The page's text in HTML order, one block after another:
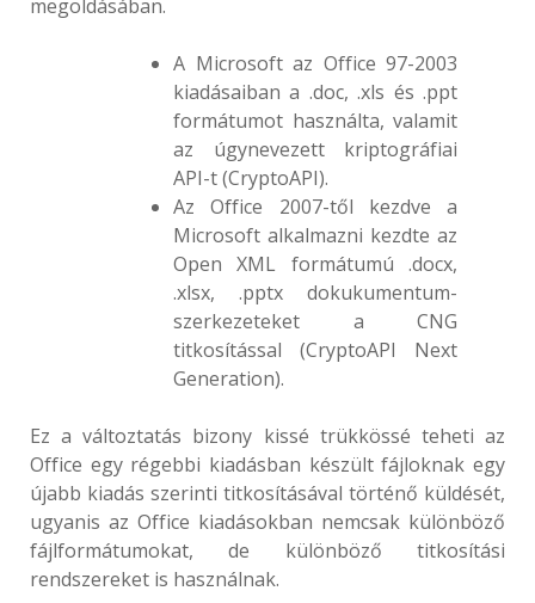
megoldásában.
A Microsoft az Office 97-2003
kiadásaiban a .doc, .xls és .ppt
formátumot használta, valamit
az úgynevezett kriptográfiai
API-t (CryptoAPI).
Az Office 2007-től kezdve a
Microsoft alkalmazni kezdte az
Open XML formátumú .docx,
.xlsx, .pptx dokukumentum-
szerkezeteket a CNG
titkosítással (CryptoAPI Next
Generation).
Ez a változtatás bizony kissé trükkössé teheti az
Office egy régebbi kiadásban készült fájloknak egy
újabb kiadás szerinti titkosításával történő küldését,
ugyanis az Office kiadásokban nemcsak különböző
fájlformátumokat, de különböző titkosítási
rendszereket is használnak.